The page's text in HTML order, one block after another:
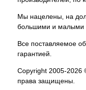
Мы нацелены, на
большими и малыми
Все поставляемое
гарантией.
Copyright 2005-2026
права защищены.